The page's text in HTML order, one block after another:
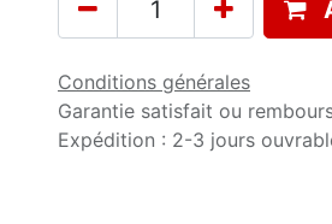
Conditions générales
Garantie satisfait ou
Expédition : 2-3 jours